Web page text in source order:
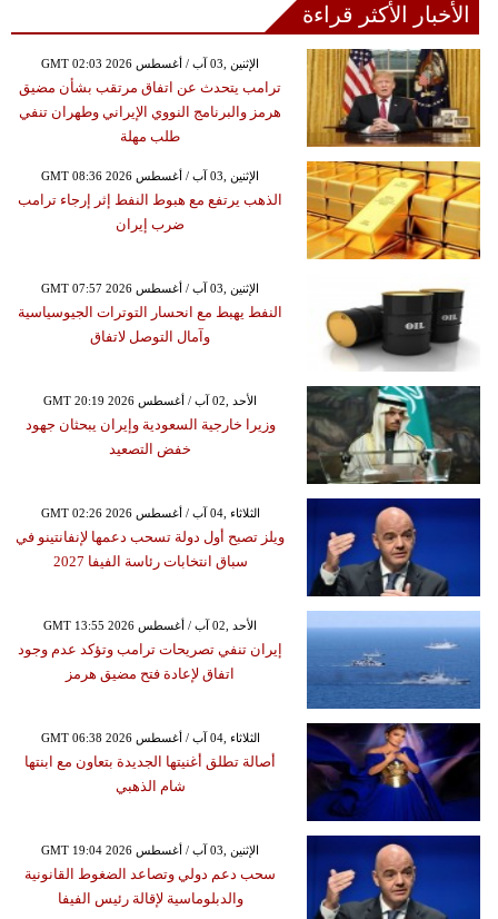
الأخبار الأكثر قراءة
GMT 02:03 2026 الإثنين ,03 آب / أغسطس
ترامب يتحدث عن اتفاق مرتقب بشأن مضيق
هرمز والبرنامج النووي الإيراني وطهران تنفي
طلب مهلة
GMT 08:36 2026 الإثنين ,03 آب / أغسطس
الذهب يرتفع مع هبوط النفط إثر إرجاء ترامب
ضرب إيران
GMT 07:57 2026 الإثنين ,03 آب / أغسطس
النفط يهبط مع انحسار التوترات الجيوسياسية
وآمال التوصل لاتفاق
GMT 20:19 2026 الأحد ,02 آب / أغسطس
وزيرا خارجية السعودية وإيران يبحثان جهود
خفض التصعيد
GMT 02:26 2026 الثلاثاء ,04 آب / أغسطس
ويلز تصبح أول دولة تسحب دعمها لإنفانتينو في
سباق انتخابات رئاسة الفيفا 2027
GMT 13:55 2026 الأحد ,02 آب / أغسطس
إيران تنفي تصريحات ترامب وتؤكد عدم وجود
اتفاق لإعادة فتح مضيق هرمز
GMT 06:38 2026 الثلاثاء ,04 آب / أغسطس
أصالة تطلق أغنيتها الجديدة بتعاون مع ابنتها
شام الذهبي
GMT 19:04 2026 الإثنين ,03 آب / أغسطس
سحب دعم دولي وتصاعد الضغوط القانونية
والدبلوماسية لإقالة رئيس الفيفا